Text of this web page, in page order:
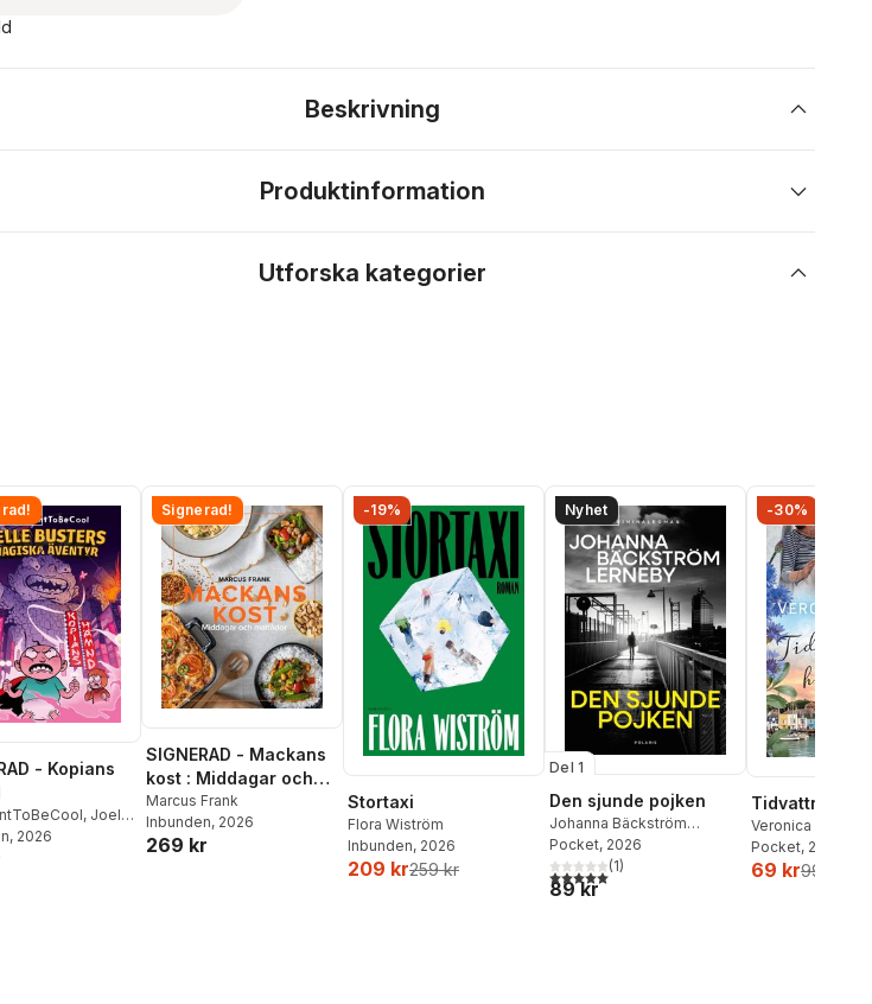
Beskrivning
Produktinformation
Utforska kategorier
- Kopians
, Joel
,Emil Ejdemo
Beer
, 2026
Signerad!
SIGNERAD - Mackans
kost : Middagar och
matlådor
Marcus Frank
Inbunden, 2026
269 kr
-19%
Stortaxi
Flora Wiström
Inbunden, 2026
209 kr259 kr
Nyhet
Del 1
Den sjunde pojken
Johanna Bäckström
Lerneby
Pocket, 2026
5,0utav 5 stjärnor. Totalt antal röster:
(1)
89 kr
-30%
Tidvattnets
Veronica Henry
Pocket, 2026
69 kr99 kr